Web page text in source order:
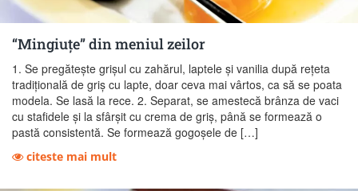
“Mingiuţe” din meniul zeilor
1. Se pregăteşte grişul cu zahărul, laptele şi vanilia după reţeta
tradiţională de griş cu lapte, doar ceva mai vârtos, ca să se poata
modela. Se lasă la rece. 2. Separat, se amestecă brânza de vaci
cu stafidele şi la sfârşit cu crema de griş, până se formează o
pastă consis­tentă. Se formează gogoşele de […]
citeste mai mult